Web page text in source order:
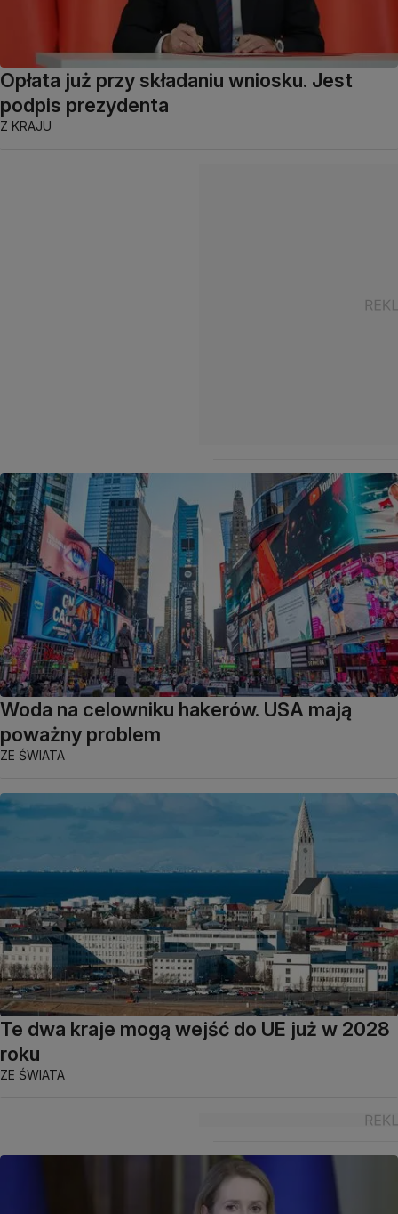
Opłata już przy składaniu wniosku. Jest
podpis prezydenta
Z KRAJU
Woda na celowniku hakerów. USA mają
poważny problem
ZE ŚWIATA
Te dwa kraje mogą wejść do UE już w 2028
roku
ZE ŚWIATA